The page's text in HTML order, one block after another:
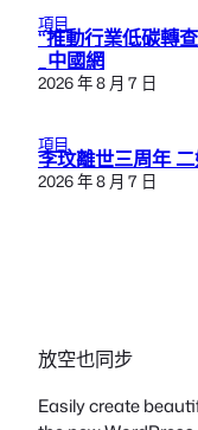
項目
“推動行業低碳轉
_中國網
2026 年 8 月 7 日
項目
李玟離世三周年
2026 年 8 月 7 日
放空也同步
Easily create